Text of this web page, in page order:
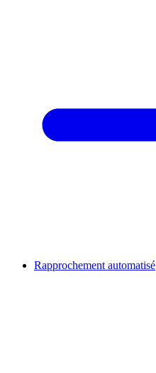
Rapprochement automatisé